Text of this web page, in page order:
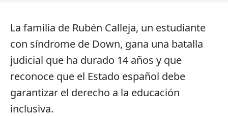
La familia de Rubén Calleja, un estudiante
con síndrome de Down, gana una batalla
judicial que ha durado 14 años y que
reconoce que el Estado español debe
garantizar el derecho a la educación
inclusiva.